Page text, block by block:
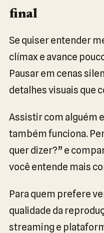
final
Se quiser entender
clímax e avance
Pausar em cenas
detalhes visuais que
Assistir com alguém
também funciona.
quer dizer?” e
você entende mais
Para quem prefere
qualidade da
streaming e